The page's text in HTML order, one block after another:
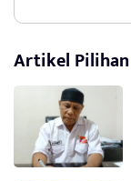
Artikel Pilihan